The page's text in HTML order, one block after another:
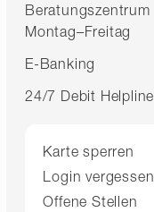
Beratungszentrum
Montag–Freitag
E-Banking
24/7 Debit Helpline
Karte sperren
Login vergessen
Offene Stellen